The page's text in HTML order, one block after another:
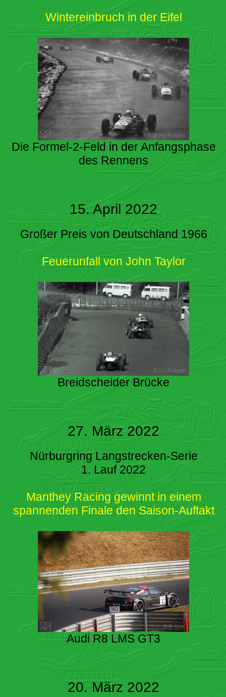
Wintereinbruch in der Eifel
Die Formel-2-Feld in der Anfangsphase
des Rennens
15. April 2022
Großer Preis von Deutschland 1966
Feuerunfall von John Taylor
Breidscheider Brücke
27. März 2022
Nürburgring Langstrecken-Serie
1. Lauf 2022
Manthey Racing gewinnt in einem
spannenden Finale den Saison-Auftakt
Audi R8 LMS GT3
20. März 2022